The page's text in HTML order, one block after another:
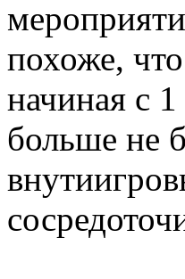
похоже,
начиная с
больше не